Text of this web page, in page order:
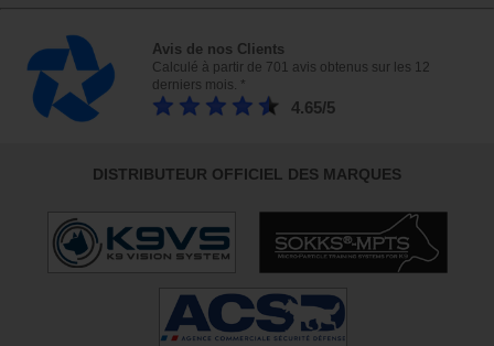
Avis de nos Clients
Calculé à partir de 701 avis obtenus sur les 12
derniers mois. *
4.65/5
DISTRIBUTEUR OFFICIEL DES MARQUES